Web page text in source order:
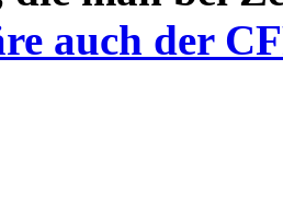
auch der